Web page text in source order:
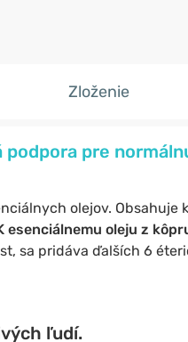
Zloženie
pre
olejov. Obsahuje
esenciálnemu oleju z
sa pridáva ďalších 6
ľudí.